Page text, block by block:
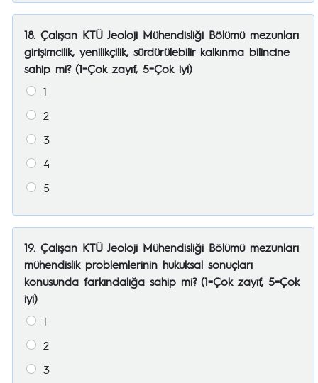
18. Çalışan KTÜ Jeoloji Mühendisliği Bölümü mezunları
girişimcilik, yenilikçilik, sürdürülebilir kalkınma bilincine
sahip mi? (1=Çok zayıf, 5=Çok iyi)
1
2
3
4
5
19. Çalışan KTÜ Jeoloji Mühendisliği Bölümü mezunları
mühendislik problemlerinin hukuksal sonuçları
konusunda farkındalığa sahip mi? (1=Çok zayıf, 5=Çok
iyi)
1
2
3